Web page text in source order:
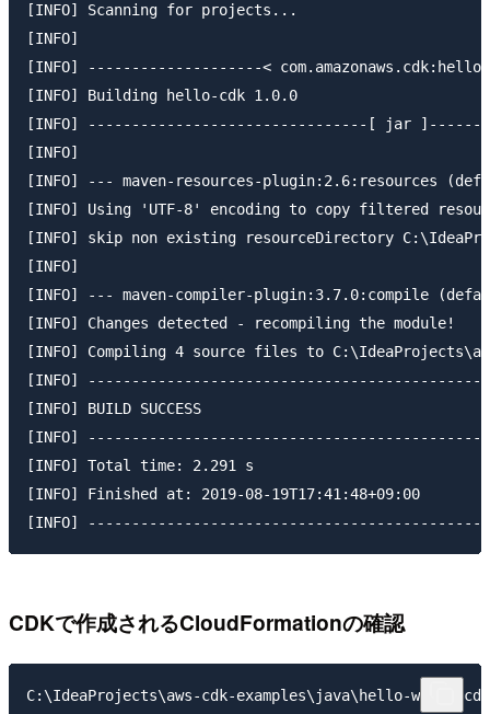
[INFO] Scanning for projects...
[INFO]
[INFO] --------------------<
[INFO] Building hello-cdk 1.0.0
[INFO] --------------------------------[ jar
[INFO]
[INFO] --- maven-resources-plugin:2.6:resources
[INFO] Using 'UTF-8' encoding to copy filtered
[INFO] skip non existing resourceDirectory
[INFO]
[INFO] --- maven-compiler-plugin:3.7.0:compile
[INFO] Changes detected - recompiling the module!
[INFO] Compiling 4 source files to
[INFO]
[INFO] BUILD SUCCESS
[INFO]
[INFO] Total time: 2.291 s
[INFO] Finished at: 2019-08-19T17:41:48+09:00
CDKで作成されるCloudFormationの確認
C:\IdeaProjects\aws-cdk-examples\java\hello-